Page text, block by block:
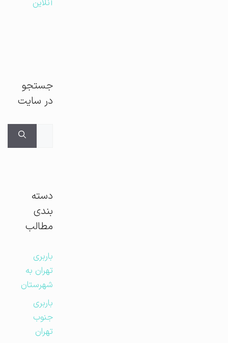
آنلاین
جستجو
در سایت
دسته
بندی
مطالب
باربری
تهران به
شهرستان
باربری
جنوب
تهران